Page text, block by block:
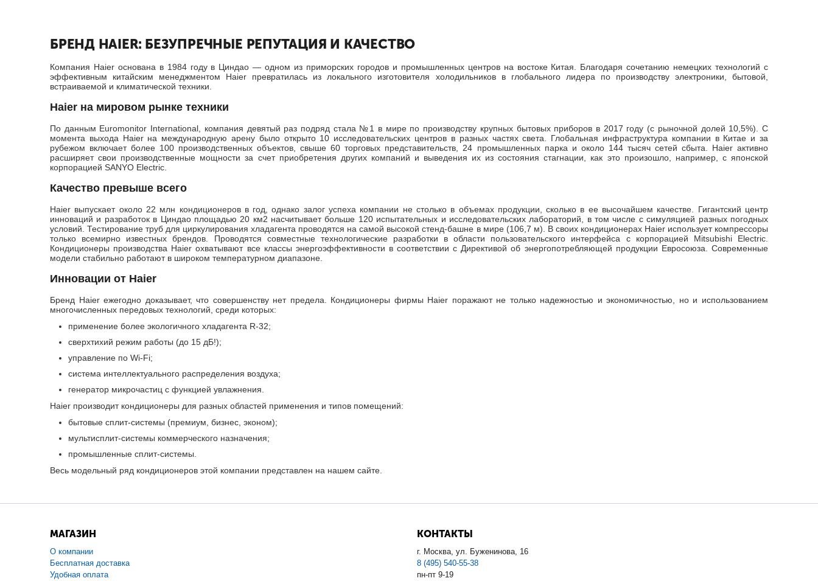
БРЕНД HAIER: БЕЗУПРЕЧНЫЕ РЕПУТАЦИЯ И КАЧЕСТВО
Компания Haier основана в 1984 году в Циндао — одном из приморских городов и промышленных центров на востоке Китая. Благодаря сочетанию немецких технологий с
эффективным китайским менеджментом Haier превратилась из локального изготовителя холодильников в глобального лидера по производству электроники, бытовой,
встраиваемой и климатической техники.
Haier на мировом рынке техники
По данным Euromonitor International, компания девятый раз подряд стала №1 в мире по производству крупных бытовых приборов в 2017 году (с рыночной долей 10,5%). С
момента выхода Haier на международную арену было открыто 10 исследовательских центров в разных частях света. Глобальная инфраструктура компании в Китае и за
рубежом включает более 100 производственных объектов, свыше 60 торговых представительств, 24 промышленных парка и около 144 тысяч сетей сбыта. Haier активно
расширяет свои производственные мощности за счет приобретения других компаний и выведения их из состояния стагнации, как это произошло, например, с японской
корпорацией SANYO Electric.
Качество превыше всего
Haier выпускает около 22 млн кондиционеров в год, однако залог успеха компании не столько в объемах продукции, сколько в ее высочайшем качестве. Гигантский центр
инноваций и разработок в Циндао площадью 20 км2 насчитывает больше 120 испытательных и исследовательских лабораторий, в том числе с симуляцией разных погодных
условий. Тестирование труб для циркулирования хладагента проводятся на самой высокой стенд-башне в мире (106,7 м). В своих кондиционерах Haier использует компрессоры
только всемирно известных брендов. Проводятся совместные технологические разработки в области пользовательского интерфейса с корпорацией Mitsubishi Electric.
Кондиционеры производства Haier охватывают все классы энергоэффективности в соответствии с Директивой об энергопотребляющей продукции Евросоюза. Современные
модели стабильно работают в широком температурном диапазоне.
Инновации от Haier
Бренд Haier ежегодно доказывает, что совершенству нет предела. Кондиционеры фирмы Haier поражают не только надежностью и экономичностью, но и использованием
многочисленных передовых технологий, среди которых:
применение более экологичного хладагента R-32;
сверхтихий режим работы (до 15 дБ!);
управление по Wi-Fi;
система интеллектуального распределения воздуха;
генератор микрочастиц с функцией увлажнения.
Haier производит кондиционеры для разных областей применения и типов помещений:
бытовые сплит-системы (премиум, бизнес, эконом);
мультисплит-системы коммерческого назначения;
промышленные сплит-системы.
Весь модельный ряд кондиционеров этой компании представлен на нашем сайте.
МАГАЗИН
О компании
Бесплатная доставка
Удобная оплата
КОНТАКТЫ
г. Москва, ул. Буженинова, 16
8 (495) 540-55-38
пн-пт 9-19